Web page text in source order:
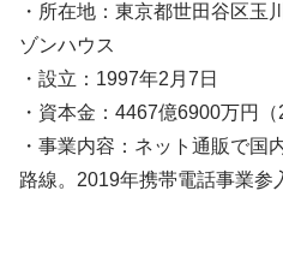
・所在地：東京都世田谷区玉
ゾンハウス
・設立：1997年2月7日
・資本金：4467億6900万円
・事業内容：ネット通販で国
路線。2019年携帯電話事業参